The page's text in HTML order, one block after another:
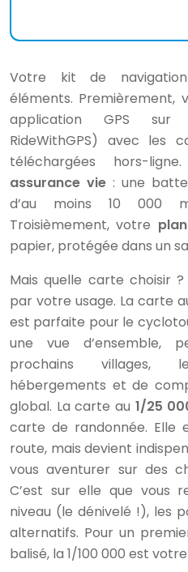
Votre kit de
éléments. Premièrement,
application GPS sur
RideWithGPS) avec les
téléchargées hors-
assurance vie : une
d’au moins 10 000
Troisièmement, votre
papier, protégée dans un
Mais quelle carte choisir
par votre usage. La carte
est parfaite pour le
une vue d’ensemble,
prochains villages,
hébergements et de
global. La carte au 1/25
carte de randonnée. Elle
route, mais devient
vous aventurer sur des
C’est sur elle que vous
niveau (le dénivelé !), les
alternatifs. Pour un
balisé, la 1/100 000 est